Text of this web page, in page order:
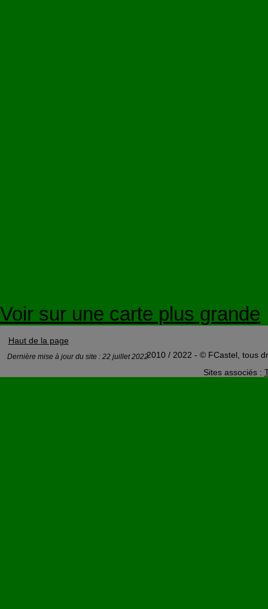
Voir sur une carte plus grande
Haut de la page
Dernière mise à jour du site : 22 juillet 20222010 / 2022 - © FCastel, tous
Sites associés :